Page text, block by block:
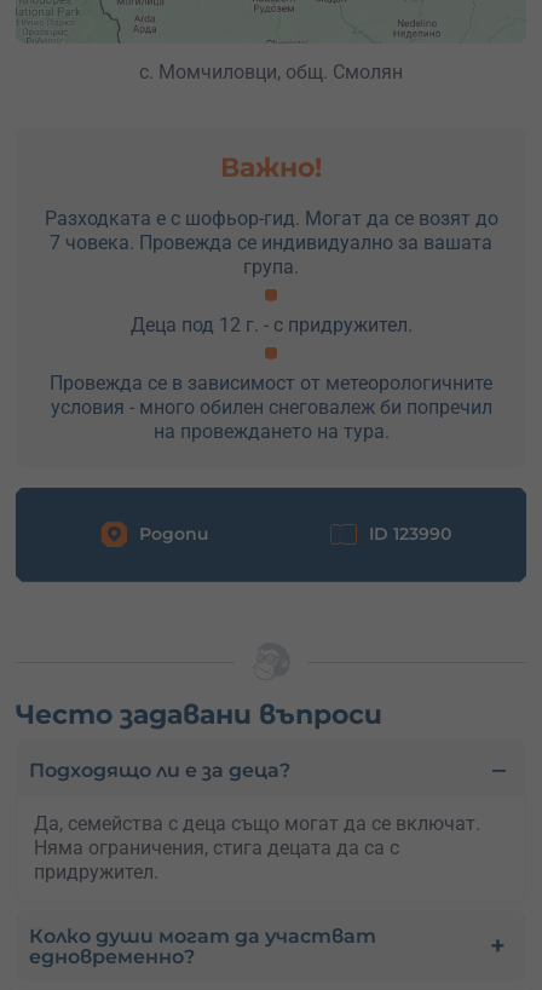
с. Момчиловци, общ. Смолян
Важно!
Разходката е с шофьор-гид. Могат да се возят до
7 човека. Провежда се индивидуално за вашата
група.
Деца под 12 г. - с придружител.
Провежда се в зависимост от метеорологичните
условия - много обилен снеговалеж би попречил
на провеждането на тура.
Родопи ID 123990
Често задавани въпроси
Подходящо ли е за деца?
Да, семейства с деца също могат да се включат.
Няма ограничения, стига децата да са с
придружител.
Колко души могат да участват
едновременно?